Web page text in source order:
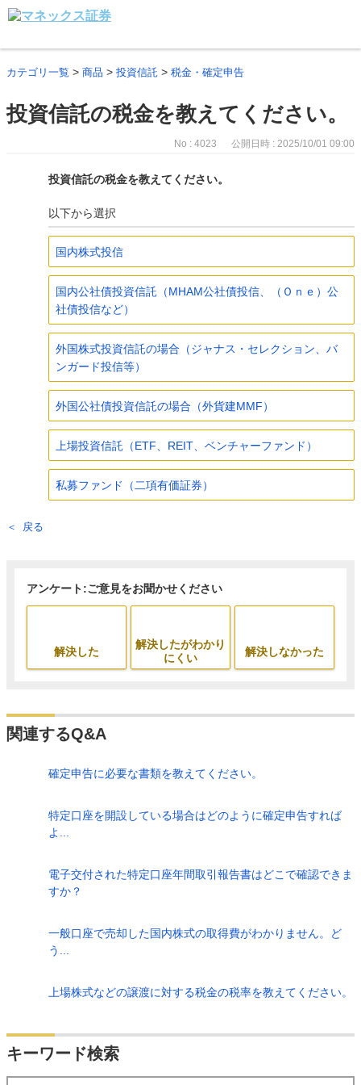
カテゴリ一覧 > 商品 > 投資信託 > 税金・確定申告
投資信託の税金を教えてください。
No : 4023 公開日時 : 2025/10/01 09:00
投資信託の税金を教えてください。
以下から選択
国内株式投信
国内公社債投資信託（MHAM公社債投信、（Ｏｎｅ）公
社債投信など）
外国株式投資信託の場合（ジャナス・セレクション、バ
ンガード投信等）
外国公社債投資信託の場合（外貨建MMF）
上場投資信託（ETF、REIT、ベンチャーファンド）
私募ファンド（二項有価証券）
戻る
アンケート:ご意見をお聞かせください
解決した
解決したがわかり
にくい
解決しなかった
関連するQ&A
確定申告に必要な書類を教えてください。
特定口座を開設している場合はどのように確定申告すれば
よ...
電子交付された特定口座年間取引報告書はどこで確認できま
すか？
一般口座で売却した国内株式の取得費がわかりません。ど
う...
上場株式などの譲渡に対する税金の税率を教えてください。
キーワード検索